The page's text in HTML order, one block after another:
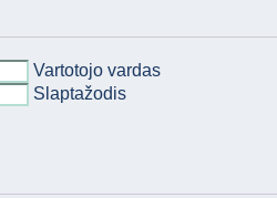
Vartotojo vardas
Slaptažodis